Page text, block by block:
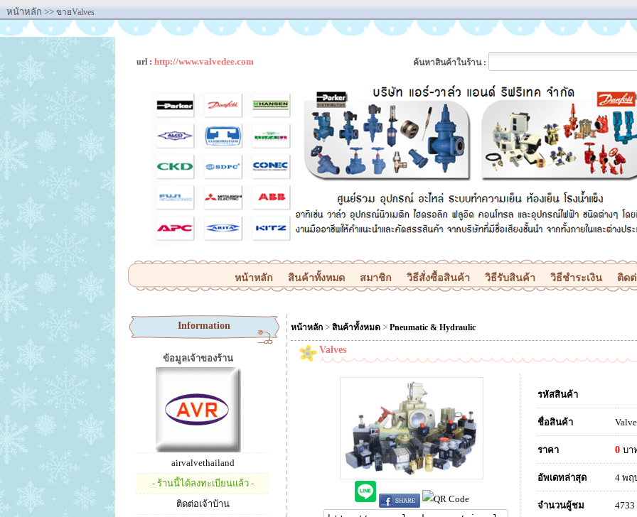
หน้าหลัก >> ขายValves
url : http://www.valvedee.com ค้นหาสินค้าในร้าน :
หน้าหลัก สินค้าทั้งหมด สมาชิก วิธีสั่งซื้อสินค้า วิธีรับสินค้า วิธีชำระเงิน ติดต่
Information
ข้อมูลเจ้าของร้าน
airvalvethailand
- ร้านนี้ได้ลงทะเบียนแล้ว -
ติดต่อเจ้าบ้าน
หน้าหลัก > สินค้าทั้งหมด > Pneumatic & Hydraulic
Valves
รหัสสินค้า
ชื่อสินค้า
ราคา 0 บา
อัพเดทล่าสุด 4 พฤ
จำนวนผู้ชม